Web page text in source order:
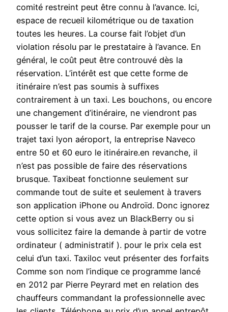
comité restreint peut être connu à l’avance. Ici,
espace de recueil kilométrique ou de taxation
toutes les heures. La course fait l’objet d’un
violation résolu par le prestataire à l’avance. En
général, le coût peut être controuvé dès la
réservation. L’intérêt est que cette forme de
itinéraire n’est pas soumis à suffixes
contrairement à un taxi. Les bouchons, ou encore
une changement d’itinéraire, ne viendront pas
pousser le tarif de la course. Par exemple pour un
trajet taxi lyon aéroport, la entreprise Naveco
entre 50 et 60 euro le itinéraire.en revanche, il
n’est pas possible de faire des réservations
brusque. Taxibeat fonctionne seulement sur
commande tout de suite et seulement à travers
son application iPhone ou Androïd. Donc ignorez
cette option si vous avez un BlackBerry ou si
vous sollicitez faire la demande à partir de votre
ordinateur ( administratif ). pour le prix cela est
celui d’un taxi. Taxiloc veut présenter des forfaits
Comme son nom l’indique ce programme lancé
en 2012 par Pierre Peyrard met en relation des
chauffeurs commandant la professionnelle avec